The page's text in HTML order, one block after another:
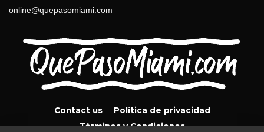
online@quepasomiami.com
Contact us
Política de privacidad
Términos y Condiciones